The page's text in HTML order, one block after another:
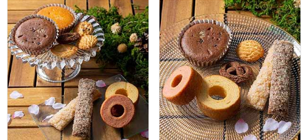
森の庭 焼き菓子アソート フラワーリース 10個入[MRM-02A]
森の庭 焼き菓子アソート フ